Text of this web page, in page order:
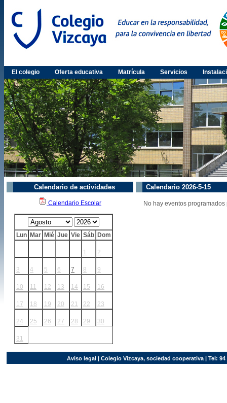
El colegio Oferta educativa Matrícula Servicios
Calendario 2026-5-15
No hay eventos
Calendario de actividades
Calendario Escolar
Lun Mar Mié Jue Vie Sáb Dom
1 2
3 4 5 6 7 8 9
10 11 12 13 14 15 16
17 18 19 20 21 22 23
24 25 26 27 28 29 30
31
Aviso legal| Colegio Vizcaya, sociedad cooperativa | Tel: 94